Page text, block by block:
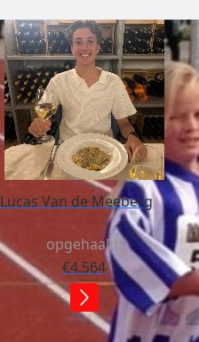
Lucas Van de Meeberg
opgehaald:
€4.564